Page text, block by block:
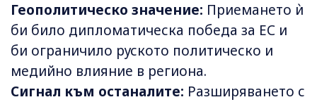
Геополитическо значение: Приемането ѝ
би било дипломатическа победа за ЕС и
би ограничило руското политическо и
медийно влияние в региона.
Сигнал към останалите: Разширяването с